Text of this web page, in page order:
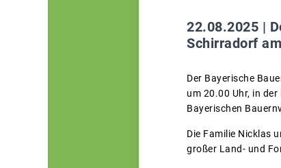
22.08.2025 |
Schirradorf
Der Bayerische
um 20.00 Uhr, in
Bayerischen
Die Familie Nicklas
großer Land- und